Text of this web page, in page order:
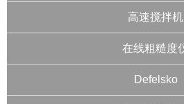
高速搅拌机
在线粗糙度
Defelsko